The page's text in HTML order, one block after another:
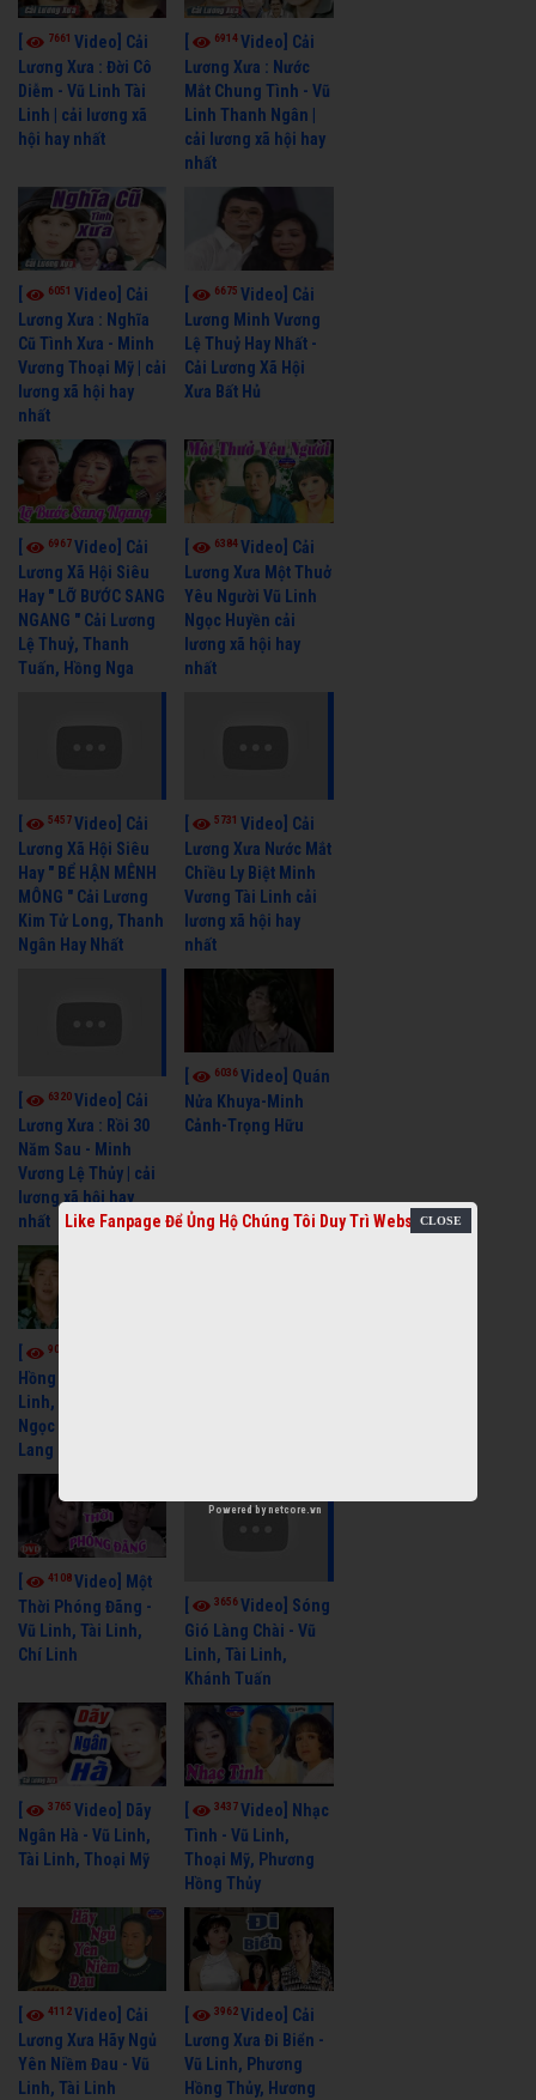
7661 Video] Cải
Lương Xưa : Đời Cô
Diễm - Vũ Linh Tài
Linh | cải lương xã
hội hay nhất
6914Video] Cải
Lương Xưa : Nước
Mắt Chung Tình - Vũ
Linh Thanh Ngân |
cải lương xã hội hay
nhất
6051 Video] Cải
Lương Xưa : Nghĩa
Cũ Tình Xưa - Minh
Vương Thoại Mỹ | cải
lương xã hội hay
nhất
6675Video] Cải
Lương Minh Vương
Lệ Thuỷ Hay Nhất -
Cải Lương Xã Hội
Xưa Bất Hủ
6967Video] Cải
Lương Xã Hội Siêu
Hay " LỠ BƯỚC SANG
NGANG " Cải Lương
Lệ Thuỷ, Thanh
Tuấn, Hồng Nga
6384Video] Cải
Lương Xưa Một Thuở
Yêu Người Vũ Linh
Ngọc Huyền cải
lương xã hội hay
nhất
5457Video] Cải
Lương Xã Hội Siêu
Hay " BỂ HẬN MÊNH
MÔNG " Cải Lương
Kim Tử Long, Thanh
Ngân Hay Nhất
5731Video] Cải
Lương Xưa Nước Mắt
Chiều Ly Biệt Minh
Vương Tài Linh cải
lương xã hội hay
nhất
6320Video] Cải
Lương Xưa : Rồi 30
Năm Sau - Minh
Vương Lệ Thủy | cải
lương xã hội hay
nhất
6036Video] Quán
Nửa Khuya-Minh
Cảnh-Trọng Hữu
9051
Hồng Cài Áo - Vũ
Linh, Ngọc Huyền,
Ngọc Giàu, Diệp
Lang
4108Video] Một
Thời Phóng Đãng -
Vũ Linh, Tài Linh,
Chí Linh
3656Video] Sóng
Gió Làng Chài - Vũ
Linh, Tài Linh,
Khánh Tuấn
3765 Video] Dãy
Ngân Hà - Vũ Linh,
Tài Linh, Thoại Mỹ
3437Video] Nhạc
Tình - Vũ Linh,
Thoại Mỹ, Phương
Hồng Thủy
4112Video] Cải
Lương Xưa Hãy Ngủ
Yên Niềm Đau - Vũ
Linh, Tài Linh
3962Video] Cải
Lương Xưa Đi Biển -
Vũ Linh, Phương
Hồng Thủy, Hương
Like Fanpage Để Ủng Hộ Chúng Tôi Duy Trì Website
Powered by netcore.vn